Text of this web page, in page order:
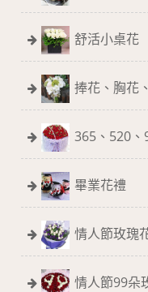
舒活小桌花
捧花、胸花
365、520、
畢業花禮
情人節玫瑰
情人節99朵